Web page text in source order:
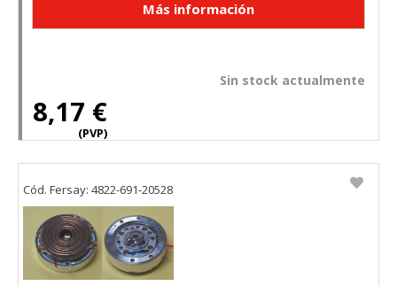
8,17 €
(PVP)
Sin stock actualmente
Cód. Fersay: 4822-691-20528